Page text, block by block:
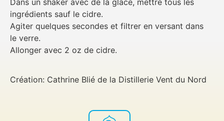
Dans un shaker avec de la glace, mettre tous les
ingrédients sauf le cidre.
Agiter quelques secondes et filtrer en versant dans
le verre.
Allonger avec 2 oz de cidre.
Création: Cathrine Blié de la Distillerie Vent du Nord